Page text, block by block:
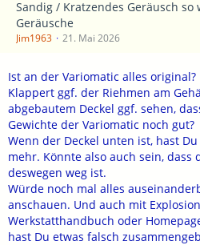
Sandig / Kratzendes Geräusch so
Geräusche
Jim1963 21. Mai 2026
Ist an der Variomatic alles original?
Klappert ggf. der Riehmen am
abgebautem Deckel ggf. sehen,
Gewichte der Variomatic noch gut?
Wenn der Deckel unten ist, hast
mehr. Könnte also auch sein, dass
deswegen weg ist.
Würde noch mal alles
anschauen. Und auch mit
Werkstatthandbuch oder
hast Du etwas falsch